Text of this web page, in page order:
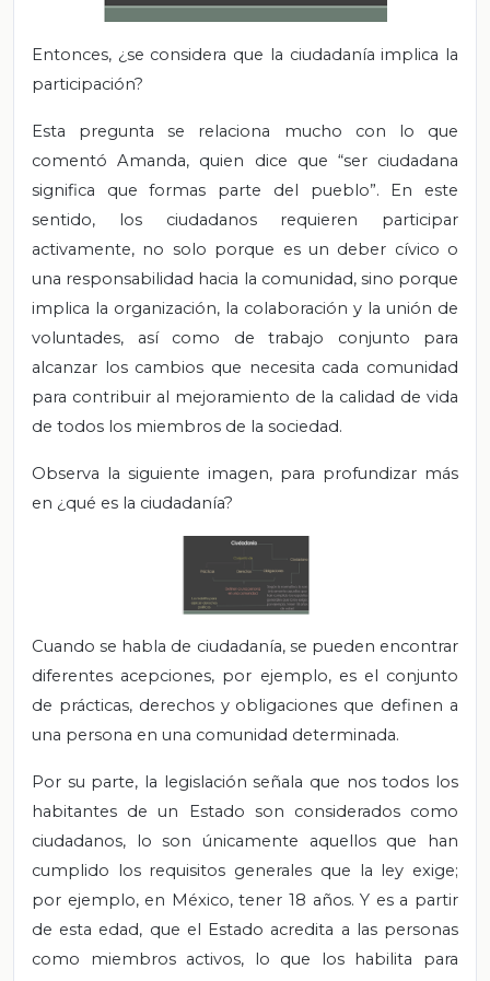
Entonces, ¿se considera que la ciudadanía implica la
participación?
Esta pregunta se relaciona mucho con lo que
comentó Amanda, quien dice que “ser ciudadana
significa que formas parte del pueblo”. En este
sentido, los ciudadanos requieren participar
activamente, no solo porque es un deber cívico o
una responsabilidad hacia la comunidad, sino porque
implica la organización, la colaboración y la unión de
voluntades, así como de trabajo conjunto para
alcanzar los cambios que necesita cada comunidad
para contribuir al mejoramiento de la calidad de vida
de todos los miembros de la sociedad.
Observa la siguiente imagen, para profundizar más
en ¿qué es la ciudadanía?
Cuando se habla de ciudadanía, se pueden encontrar
diferentes acepciones, por ejemplo, es el conjunto
de prácticas, derechos y obligaciones que definen a
una persona en una comunidad determinada.
Por su parte, la legislación señala que nos todos los
habitantes de un Estado son considerados como
ciudadanos, lo son únicamente aquellos que han
cumplido los requisitos generales que la ley exige;
por ejemplo, en México, tener 18 años. Y es a partir
de esta edad, que el Estado acredita a las personas
como miembros activos, lo que los habilita para